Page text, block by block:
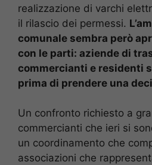
realizzazione di varchi
il rilascio dei permessi.
comunale sembra però
con le parti: aziende di
commercianti e residenti
prima di prendere una
Un confronto richiesto a
commercianti che ieri si
un coordinamento che
associazioni che